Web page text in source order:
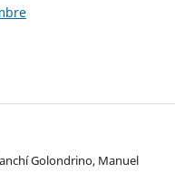
Golondrino, Manuel